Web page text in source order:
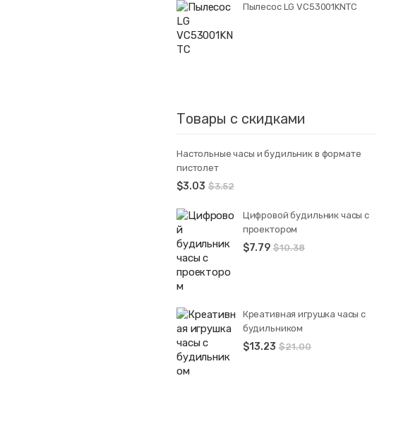
Пылесос LG VC53001KNTC
Товары с скидками
Настольные часы и будильник в формате
пистолет
$3.03 $3.52
Цифровой будильник часы с
проектором
$7.79 $10.38
Креативная игрушка часы c
будильником
$13.23 $21.00